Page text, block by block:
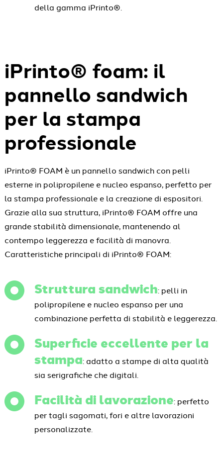
della gamma iPrinto®.
iPrinto® foam: il
pannello sandwich
per la stampa
professionale
iPrinto® FOAM è un pannello sandwich con pelli
esterne in polipropilene e nucleo espanso, perfetto per
la stampa professionale e la creazione di espositori.
Grazie alla sua struttura, iPrinto® FOAM offre una
grande stabilità dimensionale, mantenendo al
contempo leggerezza e facilità di manovra.
Caratteristiche principali di iPrinto® FOAM:
Struttura sandwich: pelli in
polipropilene e nucleo espanso per una
combinazione perfetta di stabilità e leggerezza.
Superficie eccellente per la
stampa: adatto a stampe di alta qualità
sia serigrafiche che digitali.
Facilità di lavorazione: perfetto
per tagli sagomati, fori e altre lavorazioni
personalizzate.